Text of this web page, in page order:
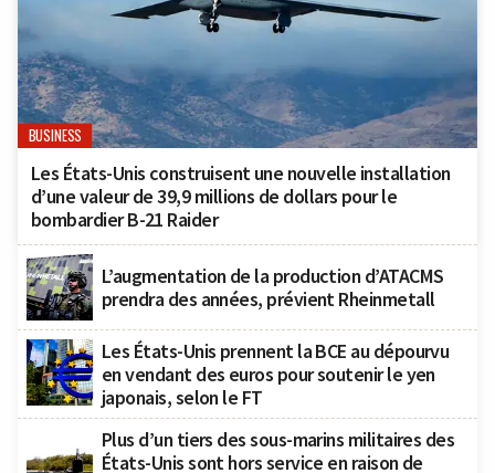
BUSINESS
Les États-Unis construisent une nouvelle installation
d’une valeur de 39,9 millions de dollars pour le
bombardier B-21 Raider
L’augmentation de la production d’ATACMS
prendra des années, prévient Rheinmetall
Les États-Unis prennent la BCE au dépourvu
en vendant des euros pour soutenir le yen
japonais, selon le FT
Plus d’un tiers des sous-marins militaires des
États-Unis sont hors service en raison de